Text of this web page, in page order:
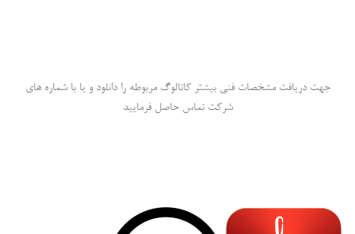
جهت دریافت مشخصات فنی بیشتر کاتالوگ مربوطه را دانلود و یا با شماره های
شرکت تماس حاصل فرمایید